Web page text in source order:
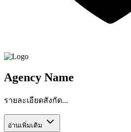
Agency Name
รายละเอียดสังกัด...
อ่านเพิ่มเติม